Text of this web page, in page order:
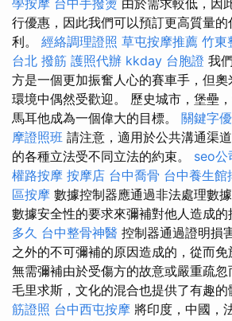
學按摩 台中手撥燙 由於需求較低，因
行優惠，因此我們可以預訂更高質量
利。 經絡調理證照 草屯按摩推薦 竹東
台北 撥筋 護照代辦 kkday 台胞證 我
方是一個更加振奮人心的賽車手，但
環境中偶然受歡迎。 歷史城市，堡壘
馬耳他成為一個偉大的目標。 關鍵字
摩證照班 請注意，適用於公共溝通渠
的各種立法受不同立法的約束。 seo公
權路按摩 按摩店 台中喬骨 台中養生館
區按摩 數據控制器應通過非法處理數
數據安全性的要求來彌補對他人造成的
多久 台中整骨神醫 控制器通過證明損
之外的不可彌補的原因造成的，從而免
無需彌補由於受傷方的故意或嚴重疏
毛里求斯，文化的混合也提供了有趣的
筋證照 台中西屯按摩 將印度，中國，